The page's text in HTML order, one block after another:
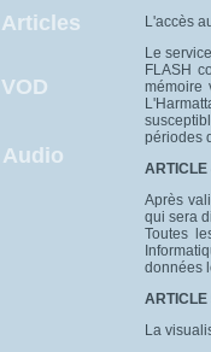
Articles
VOD
Audio
L'accès
Le
FLASH
mémoire
périodes
ARTICLE
Après
qui sera
Toutes
données
ARTICLE
La